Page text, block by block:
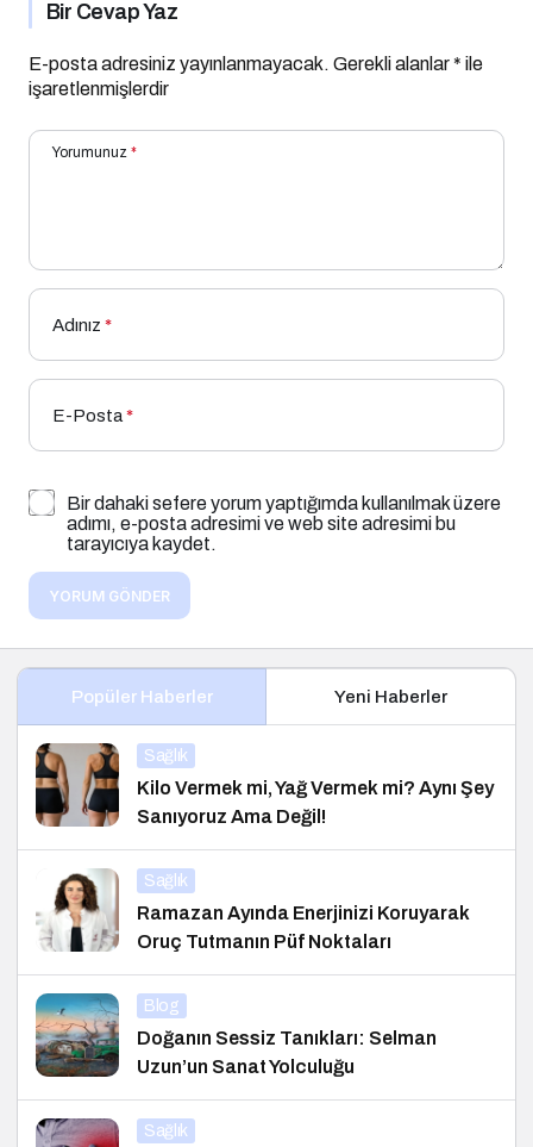
Bir Cevap Yaz
E-posta adresiniz yayınlanmayacak. Gerekli alanlar* ile
işaretlenmişlerdir
Yorumunuz *
Adınız *
E-Posta*
Bir dahaki sefere yorum yaptığımda kullanılmak üzere
adımı, e-posta adresimi ve web site adresimi bu
tarayıcıya kaydet.
YORUM GÖNDER
Popüler Haberler Yeni Haberler
Sağlık
Kilo Vermek mi, Yağ Vermek mi? Aynı Şey
Sanıyoruz Ama Değil!
Sağlık
Ramazan Ayında Enerjinizi Koruyarak
Oruç Tutmanın Püf Noktaları
Blog
Doğanın Sessiz Tanıkları: Selman
Uzun’un Sanat Yolculuğu
Sağlık